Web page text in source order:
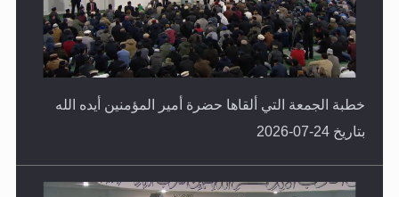
خطبة الجمعة التي ألقاها حضرة أمير المؤمنين أيده الله